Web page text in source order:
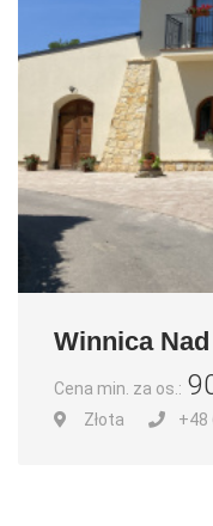
Winnica
Cena min. za os.:
Złota +48